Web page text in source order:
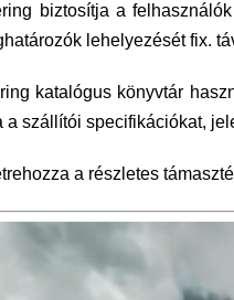
biztosítja a
lehelyezését fix.
katalógus könyvtár
szállítói specifikációkat,
a részletes